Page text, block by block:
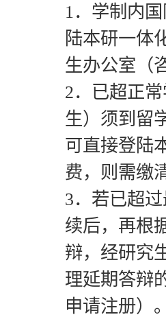
1．学制内
陆本研一体
生办公室（
2．已超正
生）须到留
可直接登陆
费，则需缴
3．若已超
续后，再根
辩，经研究
理延期答辩
申请注册）